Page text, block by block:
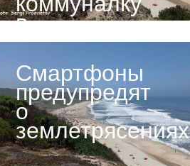
в
следующем
году
Смартфоны
предупредят
о
землетрясениях